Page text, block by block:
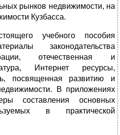
рынков недвижимости, на
Кузбасса.
учебного пособия
законодательства
отечественная и
Интернет ресурсы,
посвященная развитию и
В приложениях
составления основных
в практической